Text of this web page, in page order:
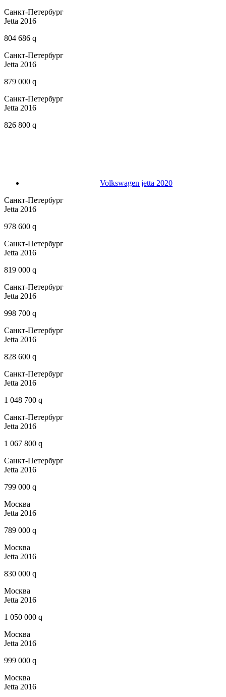
Санкт-Петербург
Jetta 2016
804 686 q
Санкт-Петербург
Jetta 2016
879 000 q
Санкт-Петербург
Jetta 2016
826 800 q
Volkswagen jetta 2020
Санкт-Петербург
Jetta 2016
978 600 q
Санкт-Петербург
Jetta 2016
819 000 q
Санкт-Петербург
Jetta 2016
998 700 q
Санкт-Петербург
Jetta 2016
828 600 q
Санкт-Петербург
Jetta 2016
1 048 700 q
Санкт-Петербург
Jetta 2016
1 067 800 q
Санкт-Петербург
Jetta 2016
799 000 q
Москва
Jetta 2016
789 000 q
Москва
Jetta 2016
830 000 q
Москва
Jetta 2016
1 050 000 q
Москва
Jetta 2016
999 000 q
Москва
Jetta 2016